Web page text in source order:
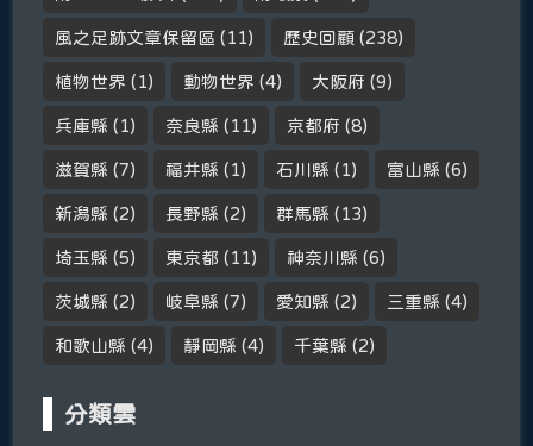
風之足跡文章保留區 (11) 歷史回顧 (238)
植物世界 (1) 動物世界 (4) 大阪府 (9)
兵庫縣 (1) 奈良縣 (11) 京都府 (8)
滋賀縣 (7) 福井縣 (1) 石川縣 (1) 富山縣 (6)
新潟縣 (2) 長野縣 (2) 群馬縣 (13)
埼玉縣 (5) 東京都 (11) 神奈川縣 (6)
茨城縣 (2) 岐阜縣 (7) 愛知縣 (2) 三重縣 (4)
和歌山縣 (4) 靜岡縣 (4) 千葉縣 (2)
分類雲